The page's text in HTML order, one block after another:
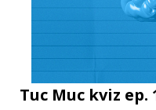
Tuc Muc kviz ep.